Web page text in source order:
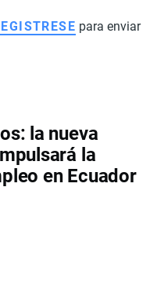
para enviar
la nueva
la
en Ecuador